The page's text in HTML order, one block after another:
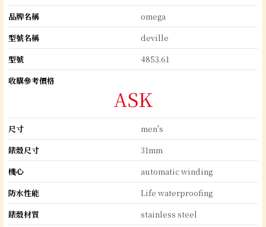
品牌名稱
omega
型號名稱
deville
型號
4853.61
收購參考價格
ASK
尺寸
men's
錶殼尺寸
31mm
機心
automatic winding
防水性能
Life waterproofing
錶殼材質
stainless steel